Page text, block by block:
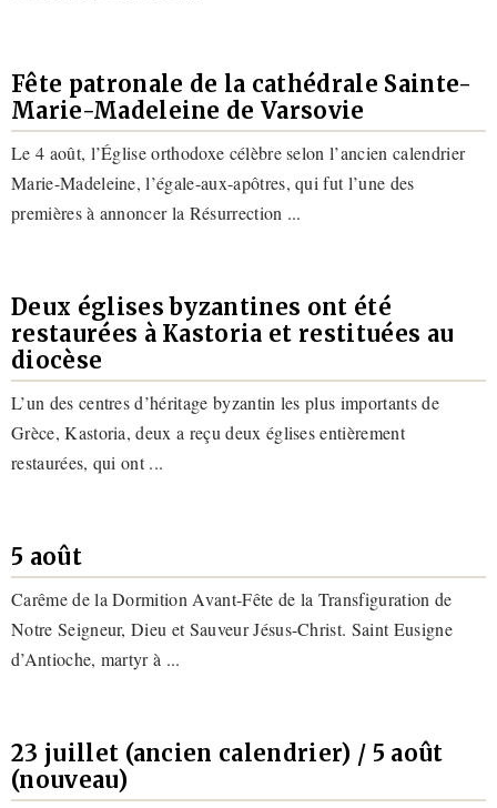
Fête patronale de la cathédrale Sainte-
Marie-Madeleine de Varsovie
Le 4 août, l’Église orthodoxe célèbre selon l’ancien calendrier
Marie-Madeleine, l’égale-aux-apôtres, qui fut l’une des
premières à annoncer la Résurrection ...
Deux églises byzantines ont été
restaurées à Kastoria et restituées au
diocèse
L’un des centres d’héritage byzantin les plus importants de
Grèce, Kastoria, deux a reçu deux églises entièrement
restaurées, qui ont ...
5 août
Carême de la Dormition Avant-Fête de la Transfiguration de
Notre Seigneur, Dieu et Sauveur Jésus-Christ. Saint Eusigne
d’Antioche, martyr à ...
23 juillet (ancien calendrier) / 5 août
(nouveau)